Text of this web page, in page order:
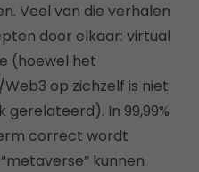
Veel van die verhalen
door elkaar: virtual
(hoewel het
op zichzelf is niet
In 99,99%
correct wordt
kunnen